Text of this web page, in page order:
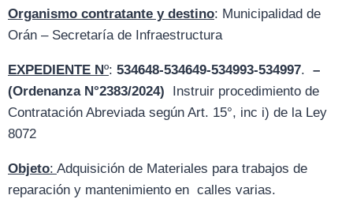
Organismo contratante y destino: Municipalidad de
Orán – Secretaría de Infraestructura
EXPEDIENTE Nº: 534648-534649-534993-534997. –
(Ordenanza N°2383/2024) Instruir procedimiento de
Contratación Abreviada según Art. 15°, inc i) de la Ley
8072
Objeto: Adquisición de Materiales para trabajos de
reparación y mantenimiento en calles varias.